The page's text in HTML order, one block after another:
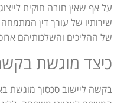
על אף שאין חובה חוקית
שירותיו של עורך דין
של ההליכים והשלכותיהם
כיצד מוגשת
בקשה ליישוב סכסוך מוגשת